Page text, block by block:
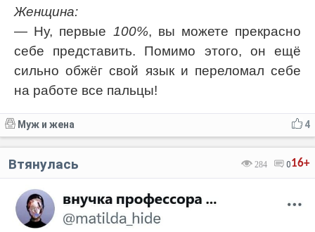
Женщина:
— Ну, первые 100%, вы можете прекрасно
себе представить. Помимо этого, он ещё
сильно обжёг свой язык и переломал себе
на работе все пальцы!
4
Муж и жена
16+
284 0
Втянулась